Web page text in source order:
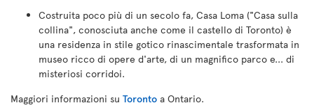
Costruita poco più di un secolo fa, Casa Loma ("Casa sulla
collina", conosciuta anche come il castello di Toronto) è
una residenza in stile gotico rinascimentale trasformata in
museo ricco di opere d'arte, di un magnifico parco e... di
misteriosi corridoi.
Maggiori informazioni su Toronto a Ontario.